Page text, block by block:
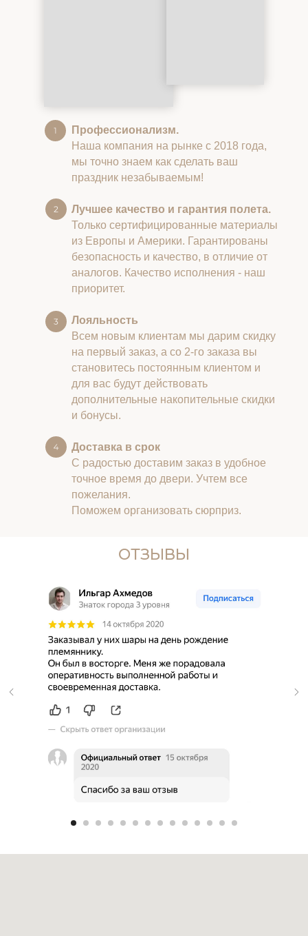
Профессионализм.
Наша компания на рынке с 2018 года,
мы точно знаем как сделать ваш
праздник незабываемым!
Лучшее качество и гарантия полета.
Только сертифицированные материалы
из Европы и Америки. Гарантированы
безопасность и качество, в отличие от
аналогов. Качество исполнения - наш
приоритет.
Лояльность
Всем новым клиентам мы дарим скидку
на первый заказ, а со 2-го заказа вы
становитесь постоянным клиентом и
для вас будут действовать
дополнительные накопительные скидки
и бонусы.
Доставка в срок
С радостью доставим заказ в удобное
точное время до двери. Учтем все
пожелания.
Поможем организовать сюрприз.
ОТЗЫВЫ